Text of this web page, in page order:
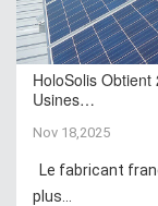
HoloSolis
Usines…
Nov 18,2025
Le fabricant
plus...